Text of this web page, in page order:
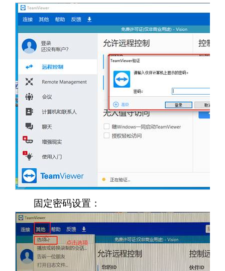
固定密码设置：